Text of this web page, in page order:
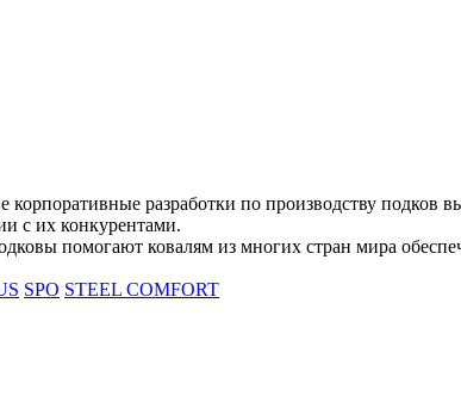
разработки по производству подков
с их конкурентами.
помогают ковалям из многих стран мира
SPO STEEL COMFORT